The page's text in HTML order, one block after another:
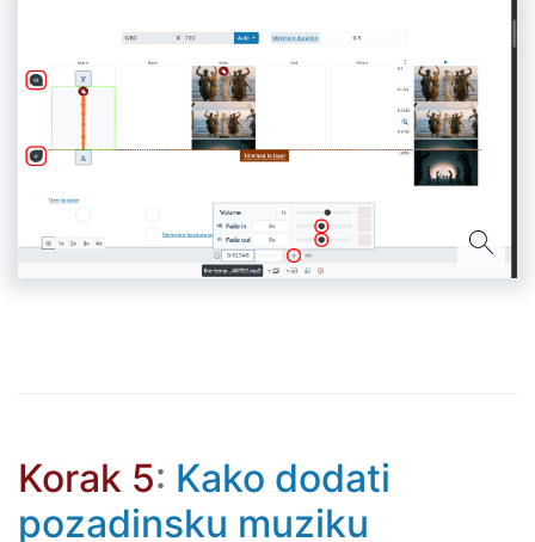
Korak 5: Kako dodati
pozadinsku muziku